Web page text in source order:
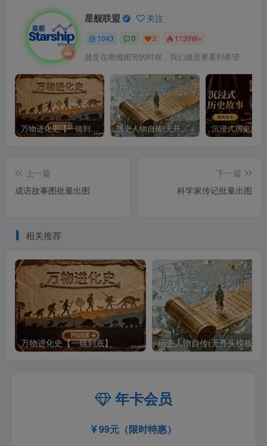
星舰联盟 关注
1043 0 2 1139W+
越是在艰难困苦的时候，我们越是要看到希望
万物进化史【一镜到底】 历史人物自传(无开头模板)
上一篇
成语故事图批量出图
下一篇
科学家传记批量出图
相关推荐
万物进化史【一镜到底】 历史人物自传(无开头模板)
年卡会员
99元（限时特惠）